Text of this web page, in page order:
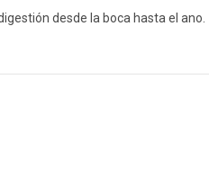
desde la boca hasta el ano.